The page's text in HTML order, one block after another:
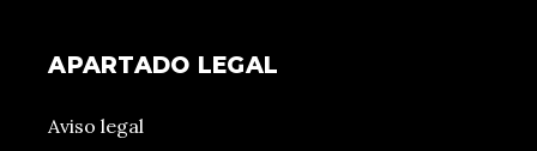
APARTADO LEGAL
Aviso legal